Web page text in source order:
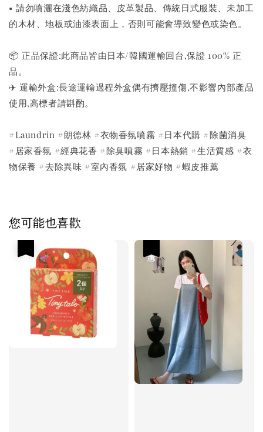
• 請勿噴灑在淺色紡織品、皮革製品、傳統日式服裝、未加工
的木材、地板或油漆表面上，否則可能會導致變色或染色。
📦 正品保證:此商品皆由日本/韓國運輸回台,保證 100% 正
品。
✈️ 運輸外盒:長途運輸過程外盒偶有擠壓撞傷,不影響內部產品
使用,高標者請斟酌。
#Laundrin #朗德林 #衣物香氛噴霧 #日本代購 #除菌消臭
#居家香氛 #經典花香 #除臭噴霧 #日本熱銷 #生活質感 #衣
物保養 #去除異味 #室內香氛 #居家好物 #蝦皮推薦
您可能也喜歡